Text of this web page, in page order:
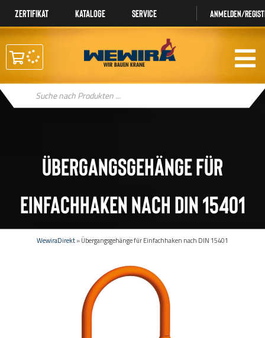
Zertifikat Kataloge Service Anmelden/
Products
search
Übergangsgehänge für
Einfachhaken nach DIN 15401
WewiraDirekt»Übergangsgehänge für Einfachhaken nach DIN 15401